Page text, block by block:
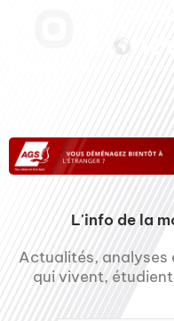
L'info de la
Actualités, analyses
qui vivent,